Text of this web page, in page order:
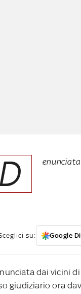
D
su: Google
dai vicini
giudiziario ora